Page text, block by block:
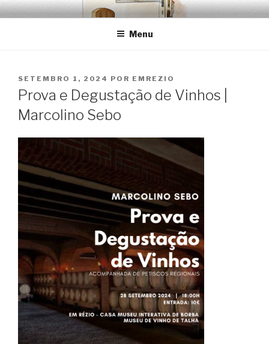
Saltar
paraEMRÉZIO
Casa Museu Interativa de Borba
Menu
PUBLICADO
EM
SETEMBRO 1, 2024 POR EMREZIO
Prova e Degustação de Vinhos |
Marcolino Sebo